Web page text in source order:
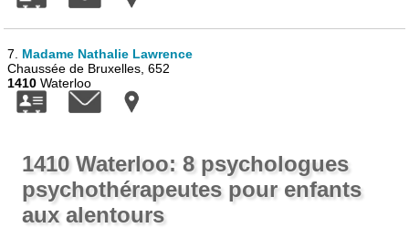
7. Madame Nathalie Lawrence
Chaussée de Bruxelles, 652
1410 Waterloo
1410 Waterloo: 8 psychologues
psychothérapeutes pour enfants
aux alentours